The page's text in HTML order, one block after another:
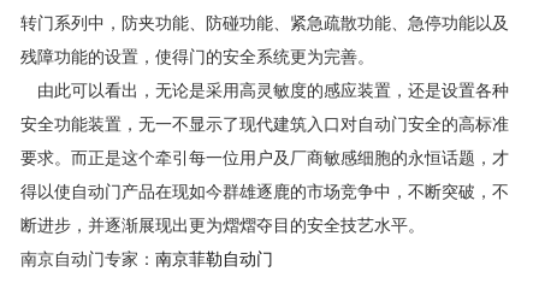
转门系列中，防夹功能、防碰功能、紧急疏散功能、急停功能以及
残障功能的设置，使得门的安全系统更为完善。
由此可以看出，无论是采用高灵敏度的感应装置，还是设置各种
安全功能装置，无一不显示了现代建筑入口对自动门安全的高标准
要求。而正是这个牵引每一位用户及厂商敏感细胞的永恒话题，才
得以使自动门产品在现如今群雄逐鹿的市场竞争中，不断突破，不
断进步，并逐渐展现出更为熠熠夺目的安全技艺水平。
南京自动门专家： 南京菲勒自动门